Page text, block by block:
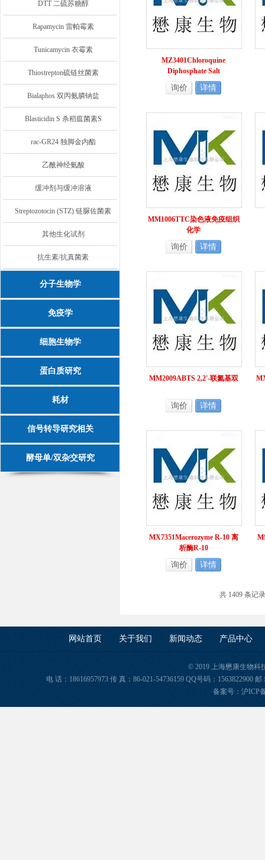
DTT 二硫苏糖醇
Rapamycin 雷帕霉素
Tunicamycin 衣霉素
Thiostrepton硫链丝菌素
Bialaphos 双丙氨膦钠盐
Blasticidin S 杀稻瘟菌素S
rac-GR24 独脚金内酯
乙酰神经氨酸
缓冲剂与缓冲溶液
Streptozotocin (STZ) 链脲佐菌素
其他生化试剂
抗生素/抗真菌素
分子生物学
免疫学
细胞生物学
蛋白质研究
耗材
信号转导研究相关
酵母单/双杂交研究
MZ3401Chloroquine
Diphosphate Salt
询价 详情
MM1006TTC染色液免疫组织
化学
询价 详情
MM2009ABTS 2,2'-联氮基双
询价 详情
MX7351Macerozyme R-10 离
析酶R-10
询价 详情
共 1409 条记
网站首页 关于我们 新闻动态 产品中心
© 2019 上海懋康生物科
电 话：18616957973 传 真：86-021-54736159 QQ号码：1563822900
备案号： 沪ICP